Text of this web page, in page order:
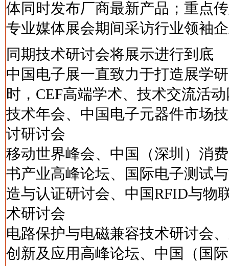
体同时发布厂商最新产品；重点
专业媒体展会期间采访行业领袖
同期技术研讨会将展示进行到底
中国电子展一直致力于打造展学
时，CEF高端学术、技术交流活
技术年会、中国电子元器件市场
讨研讨会
移动世界峰会、中国（深圳）消
书产业高峰论坛、国际电子测试
造与认证研讨会、中国RFID与物
术研讨会
电路保护与电磁兼容技术研讨会
创新及应用高峰论坛、中国（国